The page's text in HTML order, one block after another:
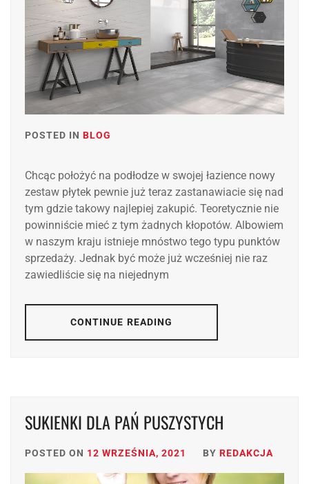
POSTED IN BLOG
Chcąc położyć na podłodze w swojej łazience nowy
zestaw płytek pewnie już teraz zastanawiacie się nad
tym gdzie takowy najlepiej zakupić. Teoretycznie nie
powinniście mieć z tym żadnych kłopotów. Albowiem
w naszym kraju istnieje mnóstwo tego typu punktów
sprzedaży. Jednak być może już wcześniej nie raz
zawiedliście się na niejednym
CONTINUE READING
SUKIENKI DLA PAŃ PUSZYSTYCH
POSTED ON 12 WRZEŚNIA, 2021 BY REDAKCJA